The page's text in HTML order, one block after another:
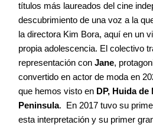
títulos más laureados del cine
descubrimiento de una voz a la
la directora Kim Bora, aquí en un
propia adolescencia. El colectivo
representación con Jane,
convertido en actor de moda en
que hemos visto en DP, Huida
Peninsula. En 2017 tuvo su
esta interpretación y su primer